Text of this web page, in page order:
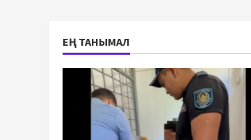
ЕҢ ТАНЫМАЛ